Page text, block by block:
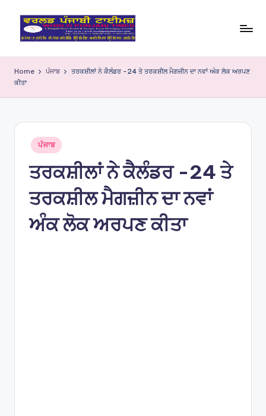
o
rl
nj
a
bi
Ti
Home ਪੰਜਾਬ
ਤਰਕਸ਼ੀਲਾਂ ਨੇ ਕੈਲੰਡਰ -24 ਤੇ ਤਰਕਸ਼ੀਲ ਮੈਗਜ਼ੀਨ ਦਾ ਨਵਾਂ ਅੰਕ ਲੋਕ ਅਰਪਣ
ਕੀਤਾ
Posted
in
ਪੰਜਾਬ
ਤਰਕਸ਼ੀਲਾਂ ਨੇ ਕੈਲੰਡਰ -24 ਤੇ
ਤਰਕਸ਼ੀਲ ਮੈਗਜ਼ੀਨ ਦਾ ਨਵਾਂ
ਅੰਕ ਲੋਕ ਅਰਪਣ ਕੀਤਾ